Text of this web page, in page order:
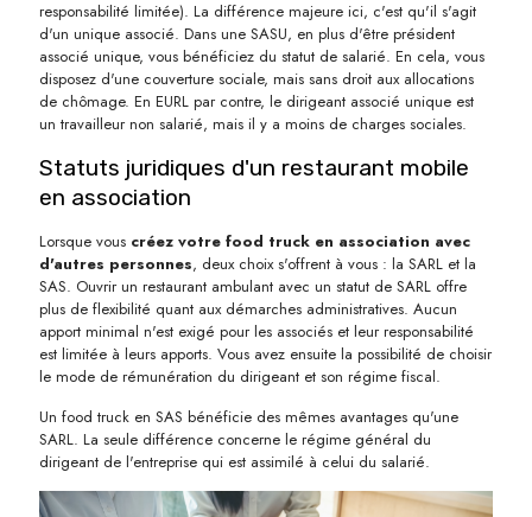
responsabilité limitée). La différence majeure ici, c'est qu'il s'agit
d'un unique associé. Dans une SASU, en plus d'être président
associé unique, vous bénéficiez du statut de salarié. En cela, vous
disposez d'une couverture sociale, mais sans droit aux allocations
de chômage. En EURL par contre, le dirigeant associé unique est
un travailleur non salarié, mais il y a moins de charges sociales.
Statuts juridiques d'un restaurant mobile
en association
Lorsque vous créez votre food truck en association avec
d'autres personnes, deux choix s'offrent à vous : la SARL et la
SAS. Ouvrir un restaurant ambulant avec un statut de SARL offre
plus de flexibilité quant aux démarches administratives. Aucun
apport minimal n'est exigé pour les associés et leur responsabilité
est limitée à leurs apports. Vous avez ensuite la possibilité de choisir
le mode de rémunération du dirigeant et son régime fiscal.
Un food truck en SAS bénéficie des mêmes avantages qu'une
SARL. La seule différence concerne le régime général du
dirigeant de l'entreprise qui est assimilé à celui du salarié.